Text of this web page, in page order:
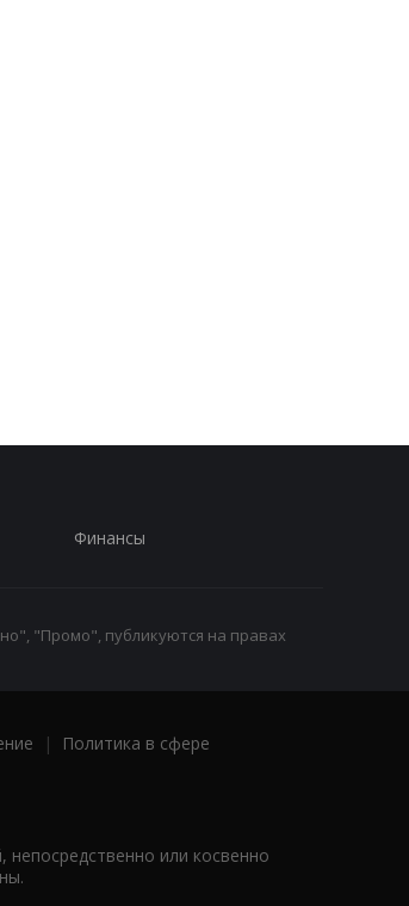
Финансы
"Промо", публикуются на правах
|
Политика в сфере
или косвенно